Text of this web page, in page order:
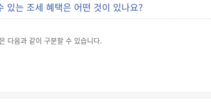
있는 조세 혜택은 어떤 것이 있나요?
다음과 같이 구분할 수 있습니다.
까지 조세감면을 신청한 외국인투자 기업에 대해서만 적용되며,